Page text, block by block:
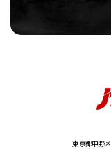
東京都中野